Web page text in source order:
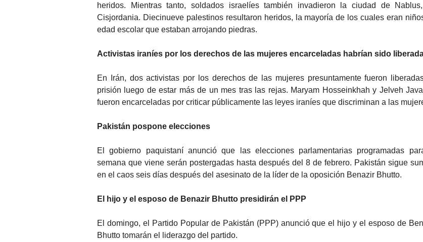
heridos. Mientras tanto, soldados israelíes también invadieron la ciudad de
Cisjordania. Diecinueve palestinos resultaron heridos, la mayoría de los cuales eran
edad escolar que estaban arrojando piedras.
Activistas iraníes por los derechos de las mujeres encarceladas habrían sido
En Irán, dos activistas por los derechos de las mujeres presuntamente fueron
prisión luego de estar más de un mes tras las rejas. Maryam Hosseinkhah y Jelveh
fueron encarceladas por criticar públicamente las leyes iraníes que discriminan a las
Pakistán pospone elecciones
El gobierno paquistaní anunció que las elecciones parlamentarias programadas
semana que viene serán postergadas hasta después del 8 de febrero. Pakistán sigue
en el caos seis días después del asesinato de la líder de la oposición Benazir Bhutto.
El hijo y el esposo de Benazir Bhutto presidirán el PPP
El domingo, el Partido Popular de Pakistán (PPP) anunció que el hijo y el esposo de
Bhutto tomarán el liderazgo del partido.